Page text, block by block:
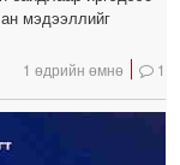
мэдээллийг
1 өдрийн өмнө 1